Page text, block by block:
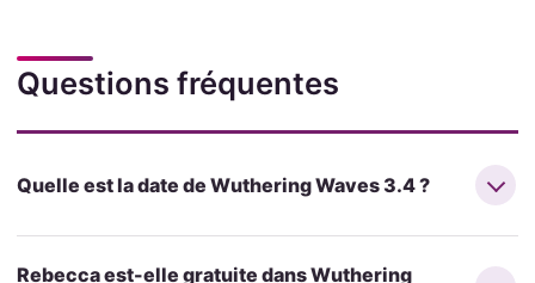
Questions fréquentes
Quelle est la date de Wuthering Waves 3.4 ?
Rebecca est-elle gratuite dans Wuthering